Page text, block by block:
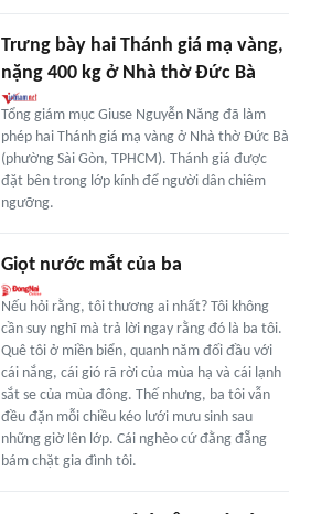
Trưng bày hai Thánh giá mạ vàng,
nặng 400 kg ở Nhà thờ Đức Bà
Tổng giám mục Giuse Nguyễn Năng đã làm
phép hai Thánh giá mạ vàng ở Nhà thờ Đức Bà
(phường Sài Gòn, TPHCM). Thánh giá được
đặt bên trong lớp kính để người dân chiêm
ngưỡng.
Giọt nước mắt của ba
Nếu hỏi rằng, tôi thương ai nhất? Tôi không
cần suy nghĩ mà trả lời ngay rằng đó là ba tôi.
Quê tôi ở miền biển, quanh năm đối đầu với
cái nắng, cái gió rã rời của mùa hạ và cái lạnh
sắt se của mùa đông. Thế nhưng, ba tôi vẫn
đều đặn mỗi chiều kéo lưới mưu sinh sau
những giờ lên lớp. Cái nghèo cứ đằng đẵng
bám chặt gia đình tôi.